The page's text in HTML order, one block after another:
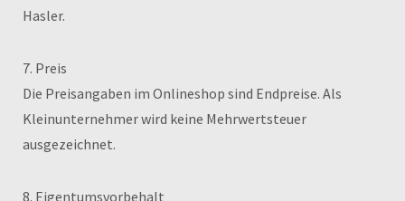
Hasler.
7. Preis
Die Preisangaben im Onlineshop sind Endpreise. Als
Kleinunternehmer wird keine Mehrwertsteuer
ausgezeichnet.
8. Eigentumsvorbehalt